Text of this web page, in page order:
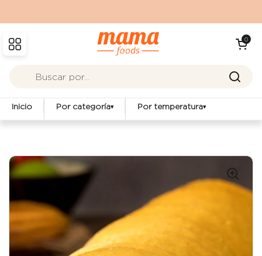
Abrir menú
Abrir0
Inicio Por categoría▾ Por temperatura▾